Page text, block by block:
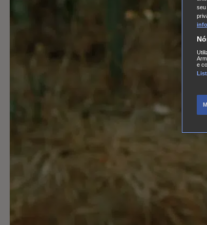
seu
e